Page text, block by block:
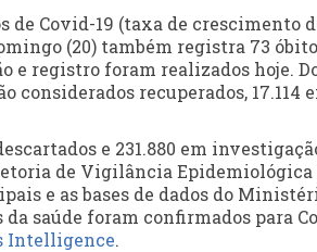
Covid-19 (taxa de crescimento
(20) também registra 73
registro foram realizados hoje.
considerados recuperados, 17.114
e 231.880 em
de Vigilância Epidemiológica
e as bases de dados do
saúde foram confirmados para
Intelligence.